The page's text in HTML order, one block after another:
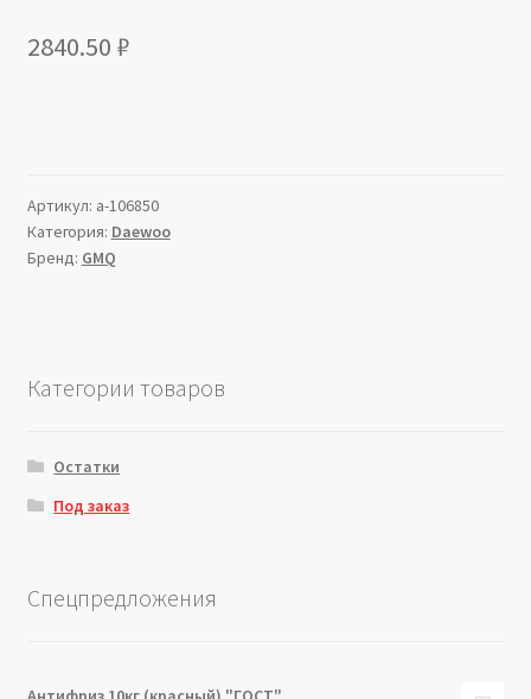
2840.50 ₽
Артикул: a-106850
Категория: Daewoo
Бренд: GMQ
Категории товаров
Остатки
Под заказ
Спецпредложения